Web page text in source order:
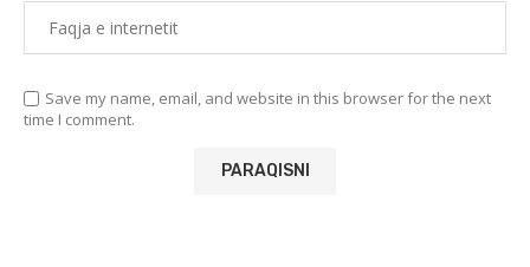
Save my name, email, and website in this browser for the next
time I comment.